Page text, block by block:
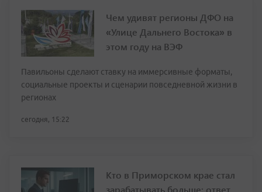
Чем удивят регионы ДФО на
«Улице Дальнего Востока» в
этом году на ВЭФ
Павильоны сделают ставку на иммерсивные форматы,
социальные проекты и сценарии повседневной жизни в
регионах
сегодня, 15:22
Кто в Приморском крае стал